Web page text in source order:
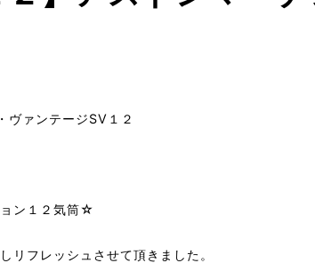
ヴァンテージSV１２
ン１２気筒☆
リフレッシュさせて頂きました。